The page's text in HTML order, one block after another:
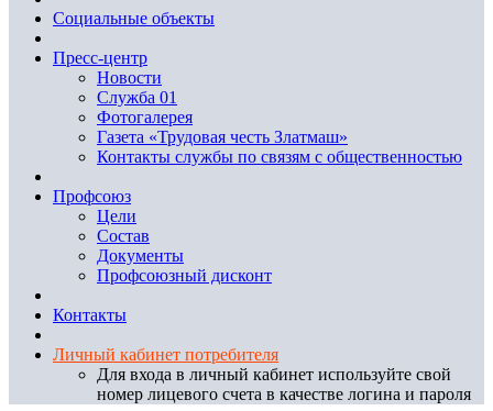
Социальные объекты
Пресс-центр
Новости
Служба 01
Фотогалерея
Газета «Трудовая честь Златмаш»
Контакты службы по связям с общественностью
Профсоюз
Цели
Состав
Документы
Профсоюзный дисконт
Контакты
Личный кабинет потребителя
Для входа в личный кабинет используйте свой
номер лицевого счета в качестве логина и пароля